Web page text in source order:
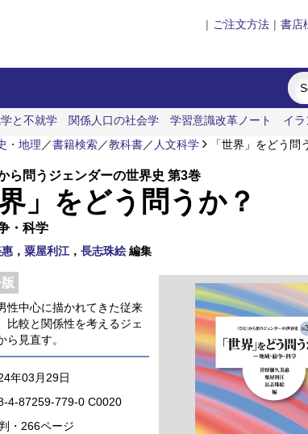
| ご注文方法 | 書店
と不就学 関係人口の社会学 学習意識改革ノート イ
・地理 ／書籍検索／教科書／ 人文科学 「世界」をどう問
ら問うジェンダーの世界史 第3巻
界」をどう問うか？
・科学
， 粟屋利江 ， 長志珠絵編集
性中心に描かれてきた従来
比較と関係性を考えるジェ
ら見直す。
年03月29日
4-87259-779-0 C0020
・266ページ